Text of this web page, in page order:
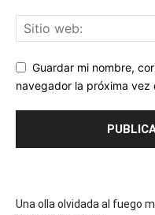
Guardar mi nombre,
navegador la próxima vez
Una olla olvidada al fuego